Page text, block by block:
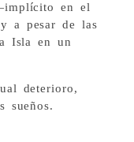
en el
a pesar de las
Isla en un
deterioro,
sueños.